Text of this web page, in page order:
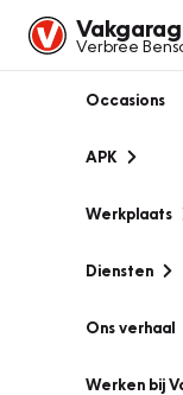
Verbree
Occasions
APK
Werkplaats
Diensten
Ons verhaal
Werken bij